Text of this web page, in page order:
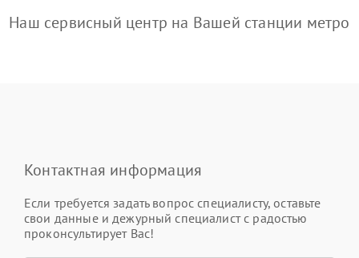
Наш сервисный центр на Вашей станции метро
Контактная информация
Если требуется задать вопрос специалисту, оставьте
свои данные и дежурный специалист с радостью
проконсультирует Вас!